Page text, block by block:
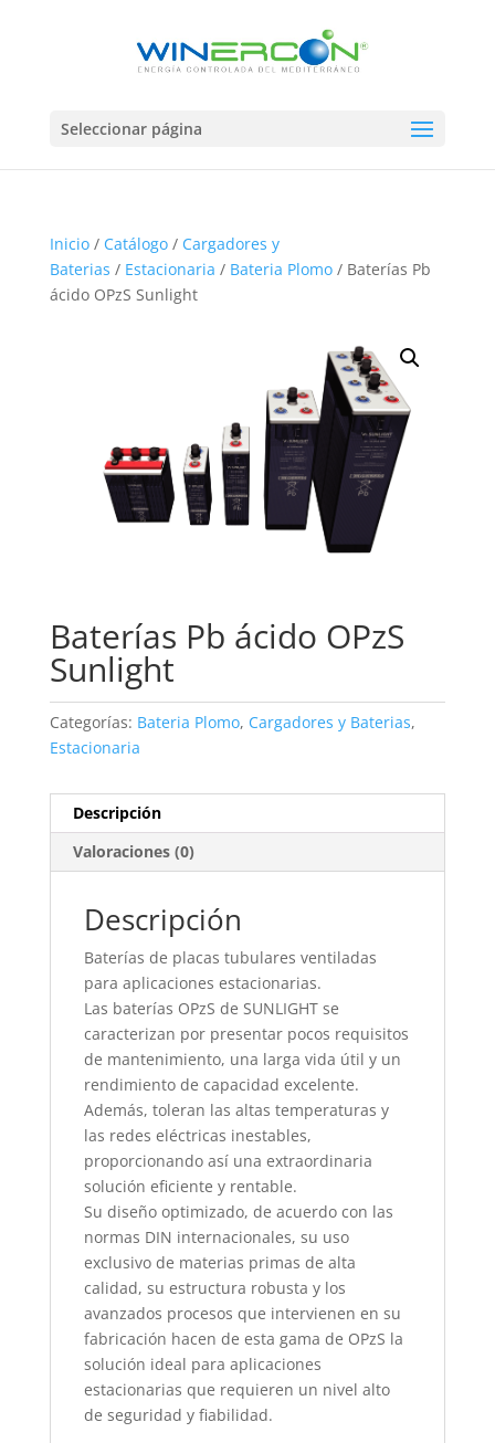
Seleccionar página
Inicio/ Catálogo/ Cargadores y
Baterias / Estacionaria / Bateria Plomo/ Baterías Pb
ácido OPzS Sunlight
Baterías Pb ácido OPzS
Sunlight
Categorías: Bateria Plomo, Cargadores y Baterias,
Estacionaria
Descripción
Valoraciones (0)
Descripción
Baterías de placas tubulares ventiladas
para aplicaciones estacionarias.
Las baterías OPzS de SUNLIGHT se
caracterizan por presentar pocos requisitos
de mantenimiento, una larga vida útil y un
rendimiento de capacidad excelente.
Además, toleran las altas temperaturas y
las redes eléctricas inestables,
proporcionando así una extraordinaria
solución eficiente y rentable.
Su diseño optimizado, de acuerdo con las
normas DIN internacionales, su uso
exclusivo de materias primas de alta
calidad, su estructura robusta y los
avanzados procesos que intervienen en su
fabricación hacen de esta gama de OPzS la
solución ideal para aplicaciones
estacionarias que requieren un nivel alto
de seguridad y fiabilidad.